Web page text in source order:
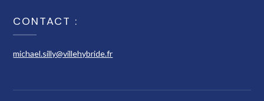
CONTACT :
michael.silly@villehybride.fr